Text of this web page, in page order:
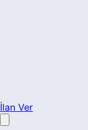
İlan Ver